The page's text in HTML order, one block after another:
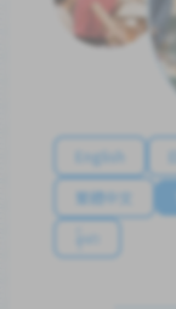
English
繁體中文
န်မာ